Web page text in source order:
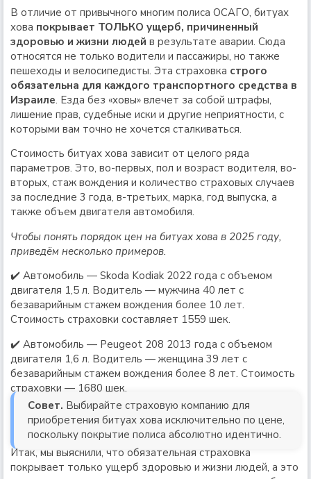
В отличие от привычного многим полиса ОСАГО, битуах
хова покрывает ТОЛЬКО ущерб, причиненный
здоровью и жизни людей в результате аварии. Сюда
относятся не только водители и пассажиры, но также
пешеходы и велосипедисты. Эта страховка строго
обязательна для каждого транспортного средства в
Израиле. Езда без «ховы» влечет за собой штрафы,
лишение прав, судебные иски и другие неприятности, с
которыми вам точно не хочется сталкиваться.
Стоимость битуах хова зависит от целого ряда
параметров. Это, во-первых, пол и возраст водителя, во-
вторых, стаж вождения и количество страховых случаев
за последние 3 года, в-третьих, марка, год выпуска, а
также объем двигателя автомобиля.
Чтобы понять порядок цен на битуах хова в 2025 году,
приведём несколько примеров.
✔️ Автомобиль — Skoda Kodiak 2022 года с объемом
двигателя 1,5 л. Водитель — мужчина 40 лет с
безаварийным стажем вождения более 10 лет.
Стоимость страховки составляет 1559 шек.
✔️ Автомобиль — Peugeot 208 2013 года с объемом
двигателя 1,6 л. Водитель — женщина 39 лет с
безаварийным стажем вождения более 8 лет. Стоимость
страховки — 1680 шек.
Совет. Выбирайте страховую компанию для
приобретения битуах хова исключительно по цене,
поскольку покрытие полиса абсолютно идентично.
Итак, мы выяснили, что обязательная страховка
покрывает только ущерб здоровью и жизни людей, а это